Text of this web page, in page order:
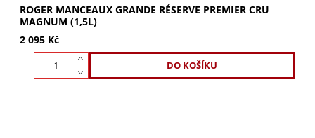
ROGER MANCEAUX GRANDE RÉSERVE PREMIER CRU
MAGNUM (1,5L)
2 095 Kč